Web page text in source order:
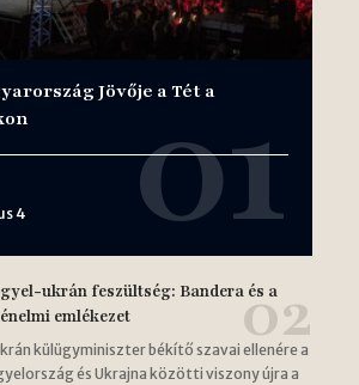
Jövője a Tét a
4
ukrán feszültség: Bandera és a
emlékezet
külügyminiszter békítő szavai ellenére a
és Ukrajna közötti viszony újra a